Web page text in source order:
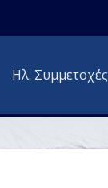
Ηλ. Συμμετοχές